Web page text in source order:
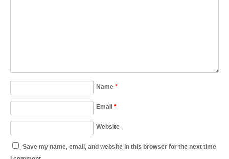
Name*
Email*
Website
Save my name, email, and website in this browser for the next time